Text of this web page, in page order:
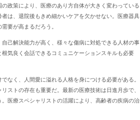
政策により、医療のあり方自体が大きく変わっている
は、退院後もきめ細かいケアを欠かせない。医療器具
要が高まるだろう。
己解決能力が高く、様々な傷病に対処できる人材の事
気良く会話できるコミュニケーションスキルも必要
なく、人間愛に溢れる人格を身につける必要がある。
ストの存在も重要だ。最新の医療技術は日進月歩で、
医療スペシャリストの活躍により、高齢者の疾病の治